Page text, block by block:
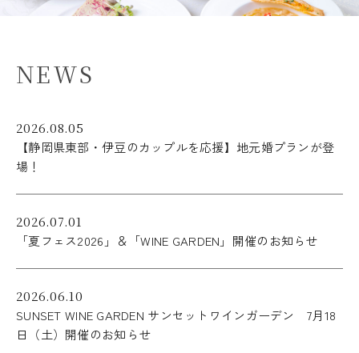
NEWS
2026.08.05
【静岡県東部・伊豆のカップルを応援】地元婚プランが登
場！
2026.07.01
「夏フェス2026」＆「WINE GARDEN」開催のお知らせ
2026.06.10
SUNSET WINE GARDEN サンセットワインガーデン 7月18
日（土）開催のお知らせ